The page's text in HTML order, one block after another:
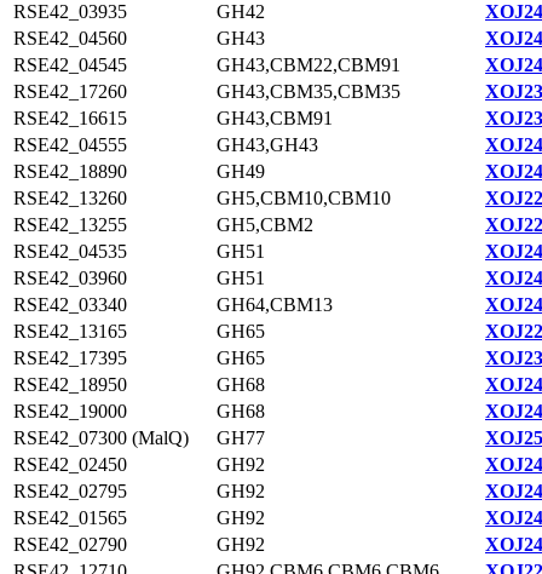
RSE42_03935
GH42
RSE42_04560
GH43
RSE42_04545
GH43,CBM22,CBM91
RSE42_17260
GH43,CBM35,CBM35
RSE42_16615
GH43,CBM91
RSE42_04555
GH43,GH43
RSE42_18890
GH49
RSE42_13260
GH5,CBM10,CBM10
RSE42_13255
GH5,CBM2
RSE42_04535
GH51
RSE42_03960
GH51
RSE42_03340
GH64,CBM13
RSE42_13165
GH65
RSE42_17395
GH65
RSE42_18950
GH68
RSE42_19000
GH68
RSE42_07300 (MalQ)
GH77
RSE42_02450
GH92
RSE42_02795
GH92
RSE42_01565
GH92
RSE42_02790
GH92